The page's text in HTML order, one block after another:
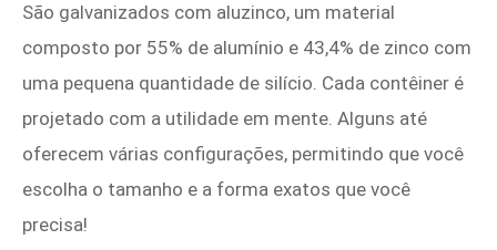
São galvanizados com aluzinco, um material
composto por 55% de alumínio e 43,4% de zinco com
uma pequena quantidade de silício. Cada contêiner é
projetado com a utilidade em mente. Alguns até
oferecem várias configurações, permitindo que você
escolha o tamanho e a forma exatos que você
precisa!